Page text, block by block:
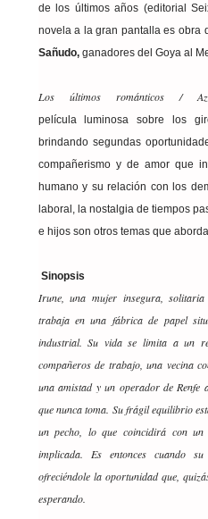
de los últimos años (editorial
novela a la gran pantalla es obra
Sañudo, ganadores del Goya al
Los últimos románticos /
película luminosa sobre los
brindando segundas
compañerismo y de amor que
humano y su relación con los
laboral, la nostalgia de tiempos
e hijos son otros temas que
Sinopsis
Irune, una mujer insegura, solitaria
trabaja en una fábrica de papel
industrial. Su vida se limita a un
compañeros de trabajo, una vecina
una amistad y un operador de Renfe
que nunca toma. Su frágil equilibrio
un pecho, lo que coincidirá con
implicada. Es entonces cuando
ofreciéndole la oportunidad que,
esperando.